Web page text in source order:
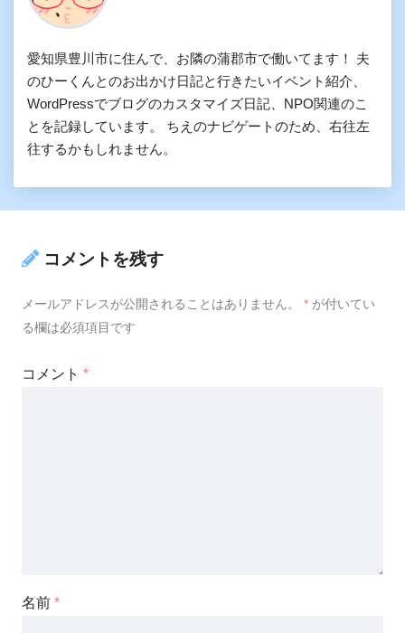
愛知県豊川市に住んで、お隣の蒲郡市で働いてます！ 夫
のひーくんとのお出かけ日記と行きたいイベント紹介、
WordPressでブログのカスタマイズ日記、NPO関連のこ
とを記録しています。 ちえのナビゲートのため、右往左
往するかもしれません。
コメントを残す
メールアドレスが公開されることはありません。 * が付いてい
る欄は必須項目です
コメント *
名前 *